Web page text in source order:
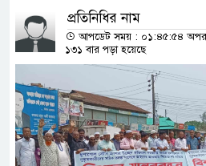
প্রতিনিধির নাম
আপডেট সময় : ০১:৪৫:৫৪
১৩১ বার পড়া হয়েছে